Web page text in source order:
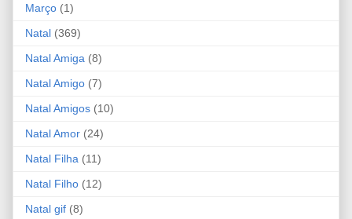
Março (1)
Natal (369)
Natal Amiga (8)
Natal Amigo (7)
Natal Amigos (10)
Natal Amor (24)
Natal Filha (11)
Natal Filho (12)
Natal gif (8)